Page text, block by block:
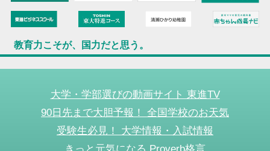
教育力こそが、国力だと思う。
大学・学部選びの動画サイト 東進TV
90日先まで大胆予報！ 全国学校のお天気
受験生必見！ 大学情報・入試情報